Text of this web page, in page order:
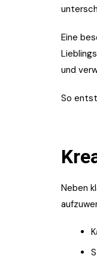
Eine
und
So
Neben